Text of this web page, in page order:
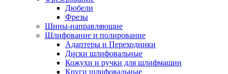
Дюбели
Фрезы
Шины-направляющие
Шлифование и полирование
Адаптеры и Переходники
Диски шлифовальные
Кожухи и ручки для шлифмашин
Круги шлифовальные